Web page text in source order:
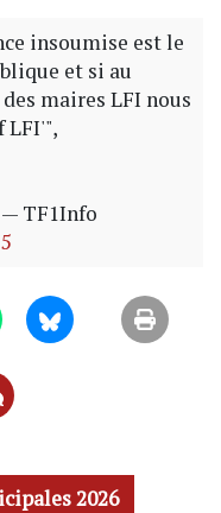
insoumise est le
et si au
maires LFI nous
LFI'",
— TF1Info
2026